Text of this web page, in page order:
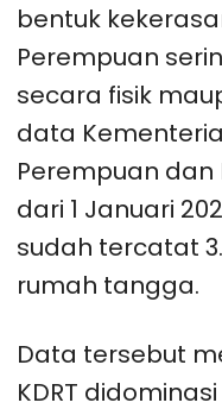
bentuk
Perempuan
secara fisik
data
Perempuan dan
dari 1 Januari
sudah tercatat
rumah tangga.
Data tersebut
KDRT